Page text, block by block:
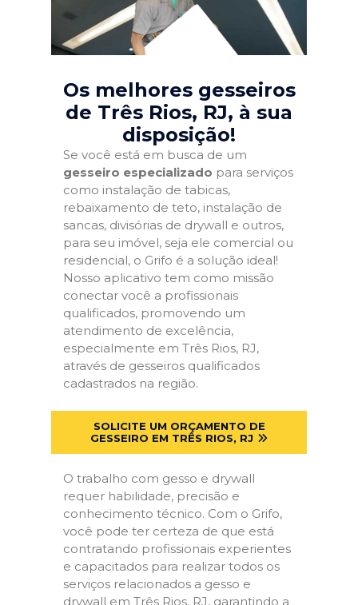
Os melhores gesseiros
de Três Rios, RJ, à sua
disposição!
Se você está em busca de um
gesseiro especializado para serviços
como instalação de tabicas,
rebaixamento de teto, instalação de
sancas, divisórias de drywall e outros,
para seu imóvel, seja ele comercial ou
residencial, o Grifo é a solução ideal!
Nosso aplicativo tem como missão
conectar você a profissionais
qualificados, promovendo um
atendimento de excelência,
especialmente em Três Rios, RJ,
através de gesseiros qualificados
cadastrados na região.
SOLICITE UM ORÇAMENTO DE
GESSEIRO EM TRÊS RIOS, RJ
O trabalho com gesso e drywall
requer habilidade, precisão e
conhecimento técnico. Com o Grifo,
você pode ter certeza de que está
contratando profissionais experientes
e capacitados para realizar todos os
serviços relacionados a gesso e
drywall em Três Rios, RJ, garantindo a